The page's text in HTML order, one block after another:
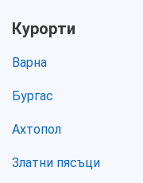
Курорти
Варна
Бургас
Ахтопол
Златни пясъци